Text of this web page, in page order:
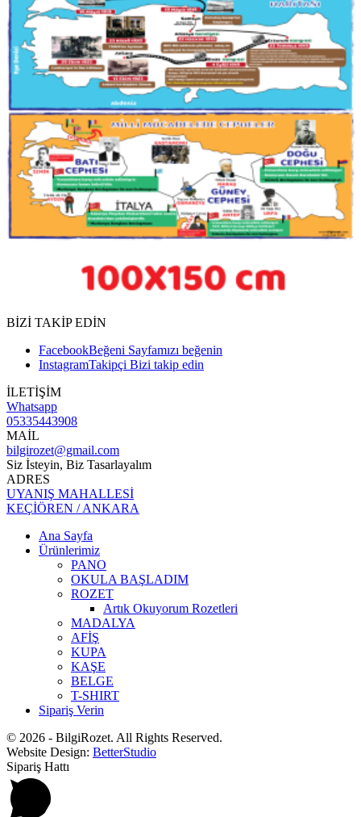
BİZİ TAKİP EDİN
FacebookBeğeni Sayfamızı beğenin
InstagramTakipçi Bizi takip edin
İLETİŞİM
Whatsapp
05335443908
MAİL
bilgirozet@gmail.com
Siz İsteyin, Biz Tasarlayalım
ADRES
UYANIŞ MAHALLESİ
KEÇİÖREN / ANKARA
Ana Sayfa
Ürünlerimiz
PANO
OKULA BAŞLADIM
ROZET
Artık Okuyorum Rozetleri
MADALYA
AFİŞ
KUPA
KAŞE
BELGE
T-SHIRT
Sipariş Verin
© 2026 - BilgiRozet. All Rights Reserved.
Website Design: BetterStudio
Sipariş Hattı